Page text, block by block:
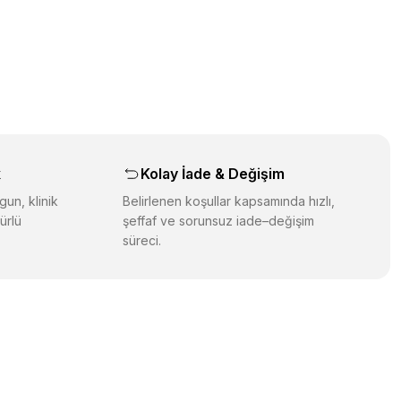
klinik
Kolay İade & Değişim
Belirlenen koşullar kapsamında hızlı,
şeffaf ve sorunsuz iade–değişim
süreci.